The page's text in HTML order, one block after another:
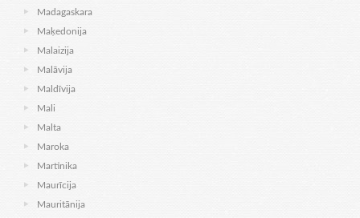
Madagaskara
Maķedonija
Malaizija
Malāvija
Maldīvija
Mali
Malta
Maroka
Martinika
Maurīcija
Mauritānija